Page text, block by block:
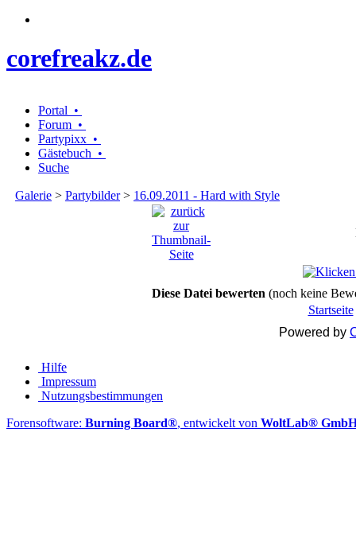
corefreakz.de
Portal •
Forum •
Partypixx •
Gästebuch •
Suche
Galerie > Partybilder> 16.09.2011 - Hard with Style
Diese Datei bewerten (noch keine
Startseite
Powered by
Hilfe
Impressum
Nutzungsbestimmungen
Forensoftware: Burning Board®, entwickelt von WoltLab®